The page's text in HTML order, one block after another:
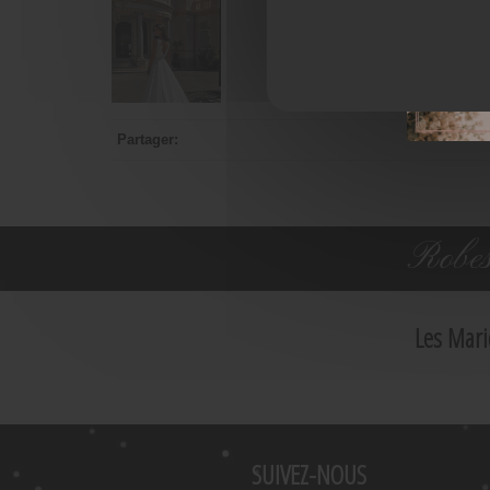
Partager:
Les
SUIVEZ-NOUS